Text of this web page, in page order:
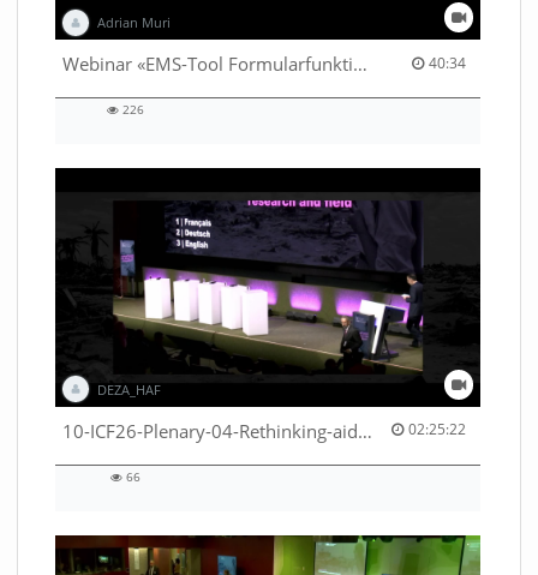
Adrian Muri
Webinar «EMS-Tool Formularfunktion» 40:34
40:34 duration
226
DEZA_HAF
10-ICF26-Plenary-04-Rethinking-aid-deliveries-for-greater-impact-with-existing-resources-53529531710001791 02:25:22
02:25:22 duration
66